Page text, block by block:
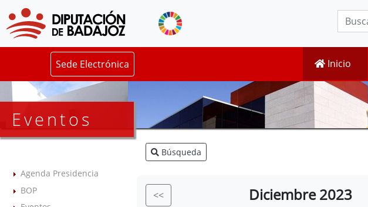
Sede Electrónica Inicio
Eventos
Agenda Presidencia
BOP
Búsqueda
<< Diciembre 2023